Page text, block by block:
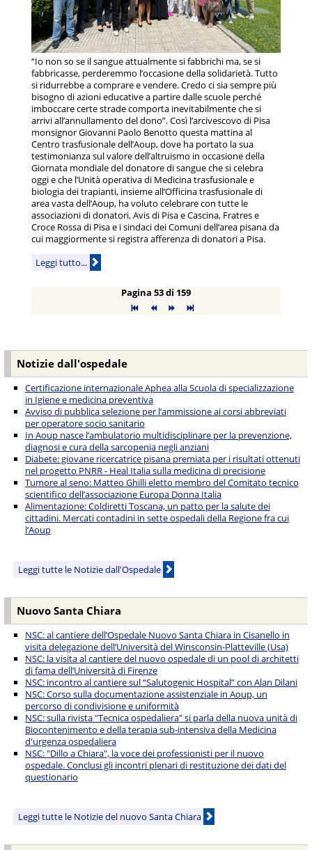
“Io non so se il sangue attualmente si fabbrichi ma, se si
fabbricasse, perderemmo l’occasione della solidarietà. Tutto
si ridurrebbe a comprare e vendere. Credo ci sia sempre più
bisogno di azioni educative a partire dalle scuole perché
imboccare certe strade comporta inevitabilmente che si
arrivi all’annullamento del dono”. Così l’arcivescovo di Pisa
monsignor Giovanni Paolo Benotto questa mattina al
Centro trasfusionale dell’Aoup, dove ha portato la sua
testimonianza sul valore dell’altruismo in occasione della
Giornata mondiale del donatore di sangue che si celebra
oggi e che l’Unità operativa di Medicina trasfusionale e
biologia dei trapianti, insieme all’Officina trasfusionale di
area vasta dell’Aoup, ha voluto celebrare con tutte le
associazioni di donatori, Avis di Pisa e Cascina, Fratres e
Croce Rossa di Pisa e i sindaci dei Comuni dell’area pisana da
cui maggiormente si registra afferenza di donatori a Pisa.
Leggi tutto...
Pagina 53 di 159
Notizie dall'ospedale
Certificazione internazionale Aphea alla Scuola di specializzazione
in Igiene e medicina preventiva
Avviso di pubblica selezione per l’ammissione ai corsi abbreviati
per operatore socio sanitario
In Aoup nasce l’ambulatorio multidisciplinare per la prevenzione,
diagnosi e cura della sarcopenia negli anziani
Diabete: giovane ricercatrice pisana premiata per i risultati ottenuti
nel progetto PNRR - Heal Italia sulla medicina di precisione
Tumore al seno: Matteo Ghilli eletto membro del Comitato tecnico
scientifico dell’associazione Europa Donna Italia
Alimentazione: Coldiretti Toscana, un patto per la salute dei
cittadini. Mercati contadini in sette ospedali della Regione fra cui
l’Aoup
Leggi tutte le Notizie dall'Ospedale
Nuovo Santa Chiara
NSC: al cantiere dell’Ospedale Nuovo Santa Chiara in Cisanello in
visita delegazione dell’Università del Winsconsin-Platteville (Usa)
NSC: la visita al cantiere del nuovo ospedale di un pool di architetti
di fama dell’Università di Firenze
NSC: incontro al cantiere sul “Salutogenic Hospital” con Alan Dilani
NSC: Corso sulla documentazione assistenziale in Aoup, un
percorso di condivisione e uniformità
NSC: sulla rivista "Tecnica ospedaliera" si parla della nuova unità di
Biocontenimento e della terapia sub-intensiva della Medicina
d'urgenza ospedaliera
NSC: "Dillo a Chiara", la voce dei professionisti per il nuovo
ospedale. Conclusi gli incontri plenari di restituzione dei dati del
questionario
Leggi tutte le Notizie del nuovo Santa Chiara